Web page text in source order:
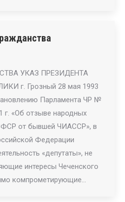
УКАЗ ПРЕЗИДЕНТА
г. Грозный 28 мая 1993
Парламента ЧР №
г. «Об отзыве народных
от бывшей ЧИАССР», в
Федерации
«депутаты», не
интересы Чеченского
компрометирующие…